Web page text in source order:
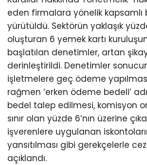
eden firmalara yönelik kapsamlı
yürütüldü. Sektörün yaklaşık yüzde
oluşturan 6 yemek kartı
başlatılan denetimler, artan
derinleştirildi. Denetimler
işletmelere geç ödeme
rağmen ‘erken ödeme bedeli’
bedel talep edilmesi, komisyon
sınır olan yüzde 6’nın üzerine
işverenlere uygulanan
yansıtılması gibi gerekçelerle
açıklandı.